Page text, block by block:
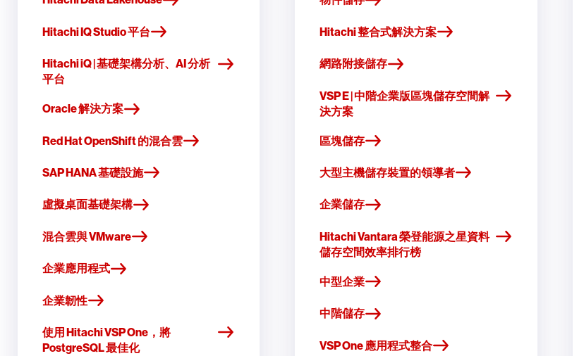
Hitachi IQ Studio 平台
Hitachi iQ | 基礎架構分析、AI 分析
平台
Oracle 解決方案
Red Hat OpenShift 的混合雲
SAP HANA 基礎設施
虛擬桌面基礎架構
混合雲與 VMware
企業應用程式
企業韌性
使用 Hitachi VSP One，將
PostgreSQL 最佳化
Hitachi 整合式解決方案
網路附接儲存
VSP E | 中階企業版區塊儲存空間解
決方案
區塊儲存
大型主機儲存裝置的領導者
企業儲存
Hitachi Vantara 榮登能源之星資料
儲存空間效率排行榜
中型企業
中階儲存
VSP One 應用程式整合